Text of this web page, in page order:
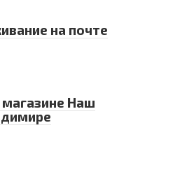
на почте
Наш